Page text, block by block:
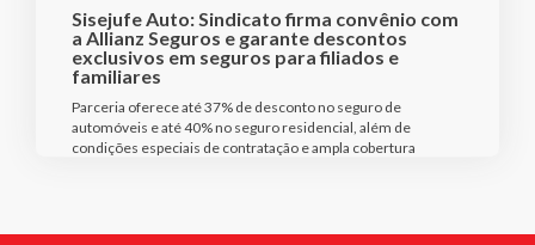
Sisejufe Auto: Sindicato firma convênio com
a Allianz Seguros e garante descontos
exclusivos em seguros para filiados e
familiares
Parceria oferece até 37% de desconto no seguro de
automóveis e até 40% no seguro residencial, além de
condições especiais de contratação e ampla cobertura